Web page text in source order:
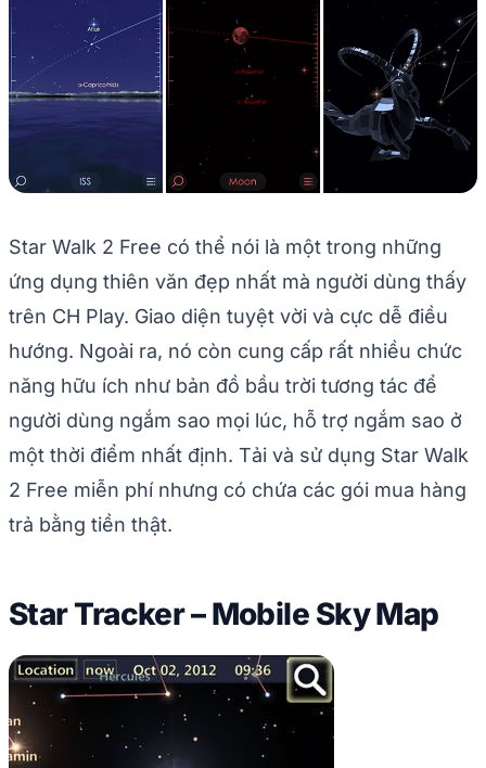
Star Walk 2 Free có thể nói là một trong những
ứng dụng thiên văn đẹp nhất mà người dùng thấy
trên CH Play. Giao diện tuyệt vời và cực dễ điều
hướng. Ngoài ra, nó còn cung cấp rất nhiều chức
năng hữu ích như bản đồ bầu trời tương tác để
người dùng ngắm sao mọi lúc, hỗ trợ ngắm sao ở
một thời điểm nhất định. Tải và sử dụng Star Walk
2 Free miễn phí nhưng có chứa các gói mua hàng
trả bằng tiền thật.
Star Tracker – Mobile Sky Map